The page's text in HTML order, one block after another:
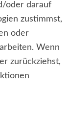
oder darauf
zustimmst,
oder
Wenn
zurückziehst,